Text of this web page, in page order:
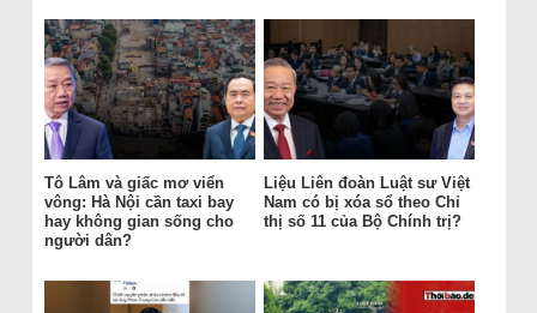
Tô Lâm và giấc mơ viển
vông: Hà Nội cần taxi bay
hay không gian sống cho
người dân?
Liệu Liên đoàn Luật sư Việt
Nam có bị xóa sổ theo Chỉ
thị số 11 của Bộ Chính trị?